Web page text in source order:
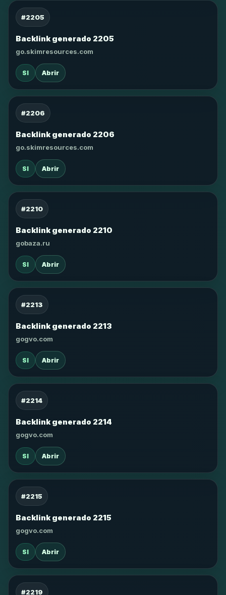
#2205
Backlink generado 2205
go.skimresources.com
SI Abrir
#2206
Backlink generado 2206
go.skimresources.com
SI Abrir
#2210
Backlink generado 2210
gobaza.ru
SI Abrir
#2213
Backlink generado 2213
gogvo.com
SI Abrir
#2214
Backlink generado 2214
gogvo.com
SI Abrir
#2215
Backlink generado 2215
gogvo.com
SI Abrir
#2219